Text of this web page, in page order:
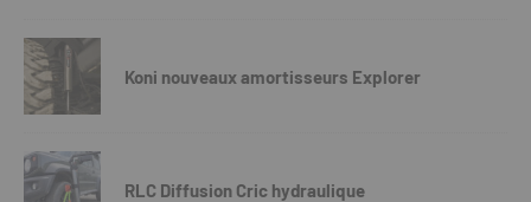
Koni nouveaux amortisseurs Explorer
RLC Diffusion Cric hydraulique